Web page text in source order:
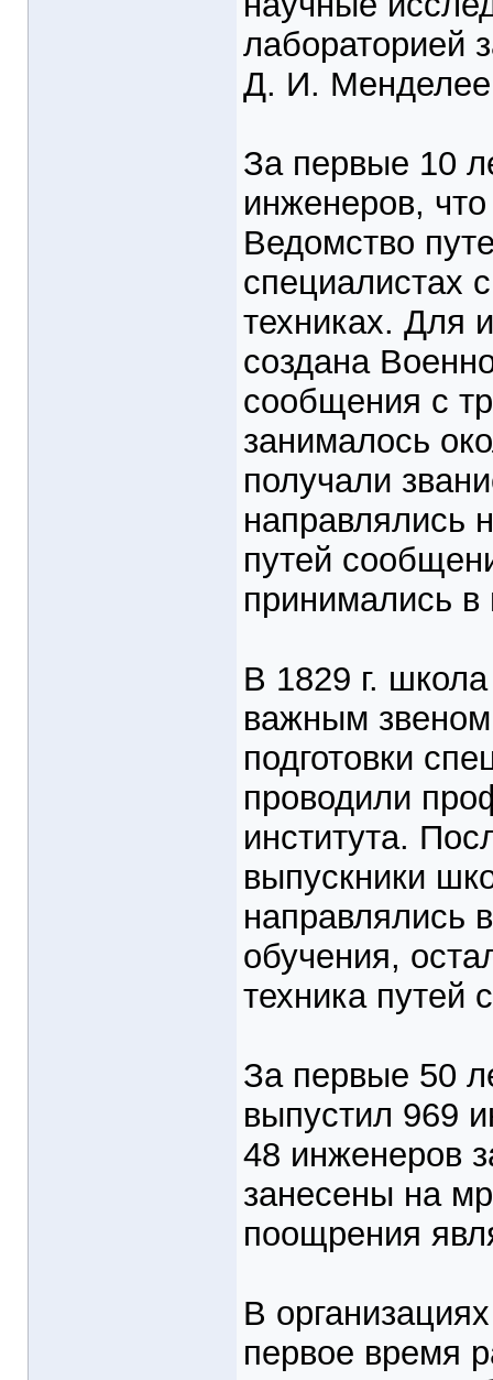
лабораторией
Д. И.
За первые 10
инженеров,
Ведомство
специалистах
техниках. Для
создана
сообщения с
занималось
получали
направлялись
путей
принимались в
В 1829 г.
важным звеном
подготовки
проводили
института.
выпускники
направлялись
обучения,
техника путей
За первые 50
выпустил 969
48 инженеров
занесены на
поощрения
В
первое время